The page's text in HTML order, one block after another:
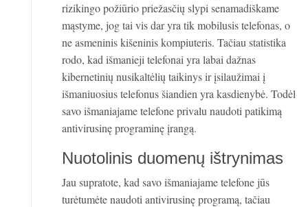
rizikingo požiūrio priežasčių slypi senamadiškame
mąstyme, jog tai vis dar yra tik mobilusis telefonas, o
ne asmeninis kišeninis kompiuteris. Tačiau statistika
rodo, kad išmanieji telefonai yra labai dažnas
kibernetinių nusikaltėlių taikinys ir įsilaužimai į
išmaniuosius telefonus šiandien yra kasdienybė. Todėl
savo išmaniajame telefone privalu naudoti patikimą
antivirusinę programinę įrangą.
Nuotolinis duomenų ištrynimas
Jau supratote, kad savo išmaniajame telefone jūs
turėtumėte naudoti antivirusinę programą, tačiau